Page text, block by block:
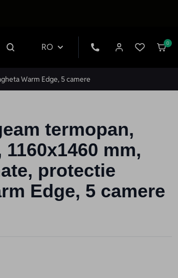
RO 0
Warm Edge, 5 camere
termopan,
mm,
protectie
Edge, 5 camere